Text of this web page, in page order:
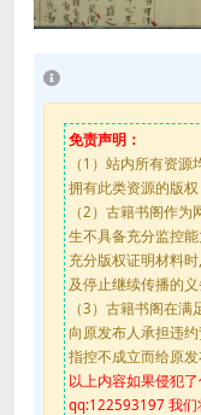
免责声明：
（1）站内所有资
拥有此类资源的版权
（2）古籍书阁作
生不具备充分监控
充分版权证明材料
及停止继续传播的义
（3）古籍书阁在
向原发布人承担违
指控不成立而给原
以上内容如果侵犯
qq:122593197 我们